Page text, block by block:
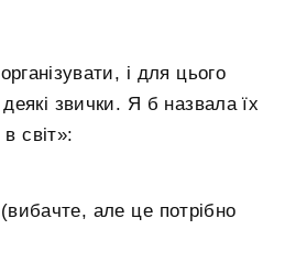
і для цього
звички. Я б назвала їх
світ»:
але це потрібно